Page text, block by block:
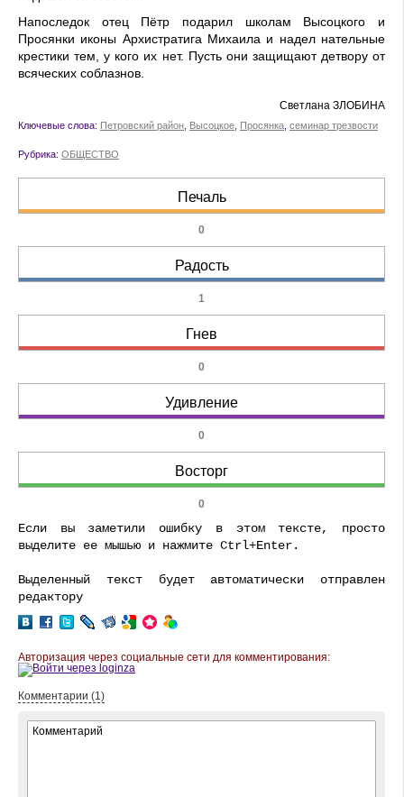
Напоследок отец Пётр подарил школам Высоцкого и
Просянки иконы Архистратига Михаила и надел нательные
крестики тем, у кого их нет. Пусть они защищают детвору от
всяческих соблазнов.
Светлана ЗЛОБИНА
Ключевые слова: Петровский район Высоцкое Просянка семинар трезвости
Рубрика: ОБЩЕСТВО
Печаль
0
Радость
1
Гнев
0
Удивление
0
Восторг
0
Если вы заметили ошибку в этом тексте, просто
выделите ее мышью и нажмите Ctrl+Enter.
Выделенный текст будет автоматически отправлен
редактору
Авторизация через социальные сети для комментирования:
Комментарии (1)